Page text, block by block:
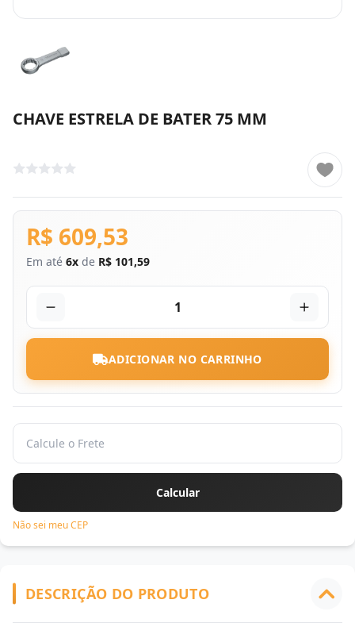
CHAVE ESTRELA DE BATER 75 MM
R$ 609,53
Em até 6x de R$ 101,59
1
ADICIONAR NO CARRINHO
Não sei meu CEP
DESCRIÇÃO DO PRODUTO